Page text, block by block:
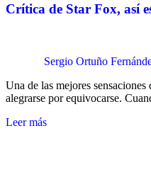
Crítica de Star Fox, así
Sergio Ortuño
Una de las mejores
alegrarse por equivocarse.
Leer más